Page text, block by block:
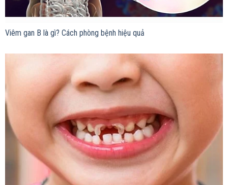
Viêm gan B là gì? Cách phòng bệnh hiệu quả